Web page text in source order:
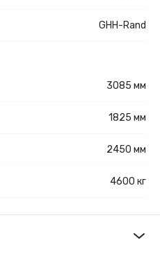
GHH-Rand
3085 мм
1825 мм
2450 мм
4600 кг